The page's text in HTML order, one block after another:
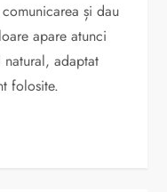
și dau
apare atunci
adaptat
folosite.